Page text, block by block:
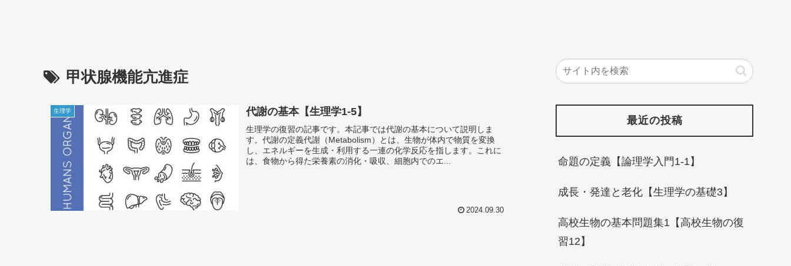
甲状腺機能亢進症
生理学 代謝の基本【生理学1‐5】
生理学の復習の記事です。本記事では代謝の基本について説明しま
す。代謝の定義代謝（Metabolism）とは、生物が体内で物質を変換
し、エネルギーを生成・利用する一連の化学反応を指します。これに
は、食物から得た栄養素の消化・吸収、細胞内でのエ...
2024.09.30
最近の投稿
命題の定義【論理学入門1-1】
成長・発達と老化【生理学の基礎3】
高校生物の基本問題集1【高校生物の復
習12】